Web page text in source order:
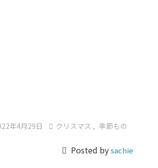
年4月29日  クリスマス , 季節もの
 Posted bysachie